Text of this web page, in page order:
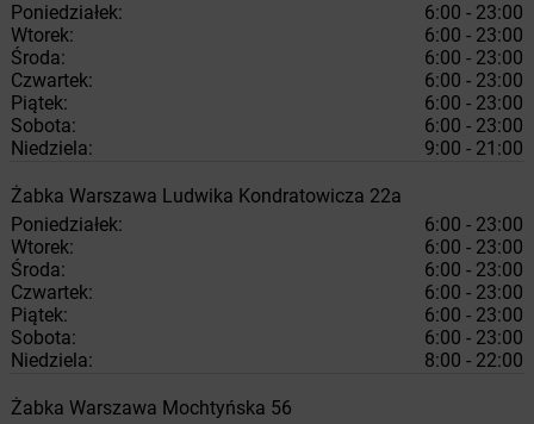
Poniedziałek:
6:00 - 23:00
Wtorek:
6:00 - 23:00
Środa:
6:00 - 23:00
Czwartek:
6:00 - 23:00
Piątek:
6:00 - 23:00
Sobota:
6:00 - 23:00
Niedziela:
9:00 - 21:00
Żabka Warszawa Ludwika Kondratowicza 22a
Poniedziałek:
6:00 - 23:00
Wtorek:
6:00 - 23:00
Środa:
6:00 - 23:00
Czwartek:
6:00 - 23:00
Piątek:
6:00 - 23:00
Sobota:
6:00 - 23:00
Niedziela:
8:00 - 22:00
Żabka Warszawa Mochtyńska 56